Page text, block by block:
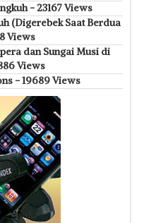
- 23167 Views
(Digerebek Saat Berdua
Views
dan Sungai Musi di
Views
- 19689 Views